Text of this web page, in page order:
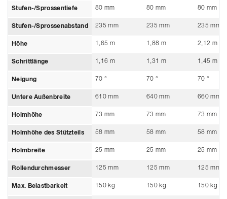
Stufen-/Sprossentiefe 80 mm 80 mm 80 mm
Stufen-/Sprossenabstand 235 mm 235 mm 235 mm
Höhe 1,65 m 1,88 m 2,12 m
Schrittlänge 1,16 m 1,31 m 1,45 m
Neigung 70 ° 70 ° 70 °
Untere Außenbreite 610 mm 640 mm 660 mm
Holmhöhe 73 mm 73 mm 73 mm
Holmhöhe des Stützteils 58 mm 58 mm 58 mm
Holmbreite 25 mm 25 mm 25 mm
Rollendurchmesser 125 mm 125 mm 125 mm
Max. Belastbarkeit 150 kg 150 kg 150 kg